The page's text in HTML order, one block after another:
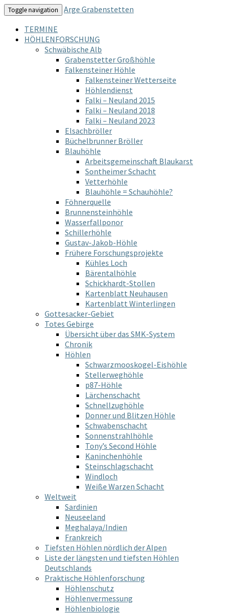
Toggle navigation
Arge Grabenstetten
TERMINE
HÖHLENFORSCHUNG
Schwäbische Alb
Grabenstetter Großhöhle
Falkensteiner Höhle
Falkensteiner Wetterseite
Höhlendienst
Falki – Neuland 2015
Falki – Neuland 2018
Falki – Neuland 2023
Elsachbröller
Büchelbrunner Bröller
Blauhöhle
Arbeitsgemeinschaft Blaukarst
Sontheimer Schacht
Vetterhöhle
Blauhöhle = Schauhöhle?
Föhnerquelle
Brunnensteinhöhle
Wasserfallponor
Schillerhöhle
Gustav-Jakob-Höhle
Frühere Forschungsprojekte
Kühles Loch
Bärentalhöhle
Schickhardt-Stollen
Kartenblatt Neuhausen
Kartenblatt Winterlingen
Gottesacker-Gebiet
Totes Gebirge
Übersicht über das SMK-System
Chronik
Höhlen
Schwarzmooskogel-Eishöhle
Stellerweghöhle
p87-Höhle
Lärchenschacht
Schnellzughöhle
Donner und Blitzen Höhle
Schwabenschacht
Sonnenstrahlhöhle
Tony’s Second Höhle
Kaninchenhöhle
Steinschlagschacht
Windloch
Weiße Warzen Schacht
Weltweit
Sardinien
Neuseeland
Meghalaya/Indien
Frankreich
Tiefsten Höhlen nördlich der Alpen
Liste der längsten und tiefsten Höhlen
Deutschlands
Praktische Höhlenforschung
Höhlenschutz
Höhlenvermessung
Höhlenbiologie